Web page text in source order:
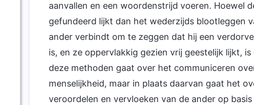
aanvallen en een woordenstrijd voeren. Hoewel
gefundeerd lijkt dan het wederzijds blootleggen
ander verbindt om te zeggen dat hij een
is, en ze oppervlakkig gezien vrij geestelijk lijkt,
deze methoden gaat over het communiceren
menselijkheid, maar in plaats daarvan gaat het
veroordelen en vervloeken van de ander op